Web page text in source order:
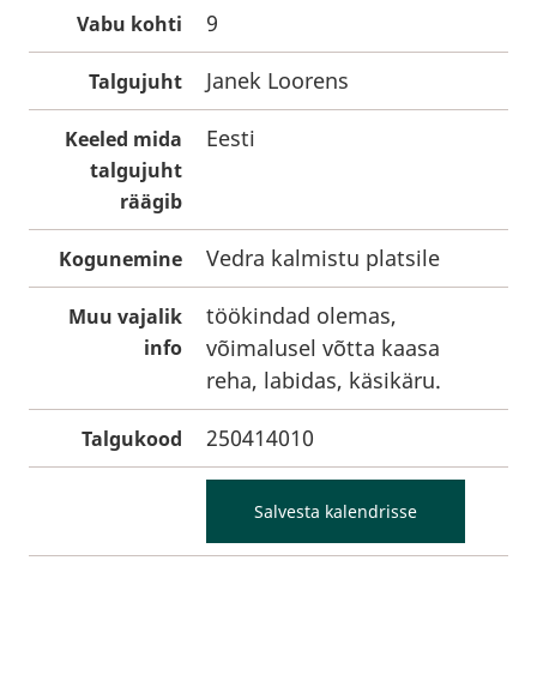
Vabu kohti 9
Talgujuht Janek Loorens
Keeled mida
talgujuht
räägib
Eesti
Kogunemine Vedra kalmistu platsile
Muu vajalik
info
töökindad olemas,
võimalusel võtta kaasa
reha, labidas, käsikäru.
Talgukood 250414010
Salvesta kalendrisse